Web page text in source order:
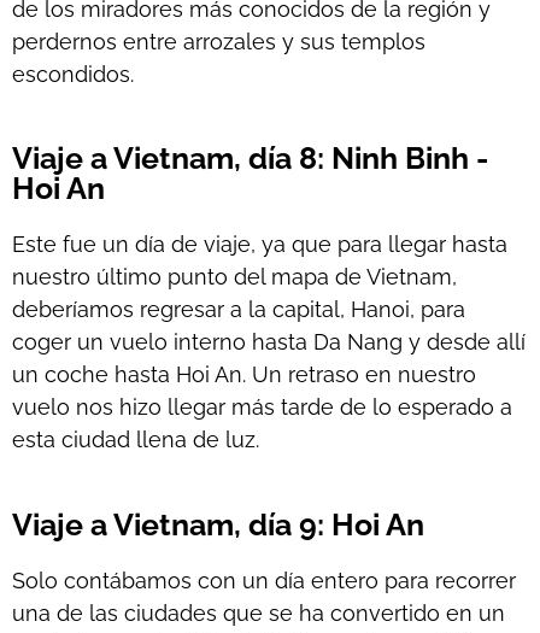
de los miradores más conocidos de la región y
perdernos entre arrozales y sus templos
escondidos.
Viaje a Vietnam, día 8: Ninh Binh -
Hoi An
Este fue un día de viaje, ya que para llegar hasta
nuestro último punto del mapa de Vietnam,
deberíamos regresar a la capital, Hanoi, para
coger un vuelo interno hasta Da Nang y desde allí
un coche hasta Hoi An. Un retraso en nuestro
vuelo nos hizo llegar más tarde de lo esperado a
esta ciudad llena de luz.
Viaje a Vietnam, día 9: Hoi An
Solo contábamos con un día entero para recorrer
una de las ciudades que se ha convertido en un